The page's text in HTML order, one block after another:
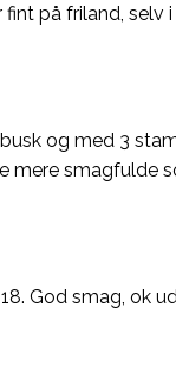
fint på friland,
og med 3
mere smagfulde
God smag, ok